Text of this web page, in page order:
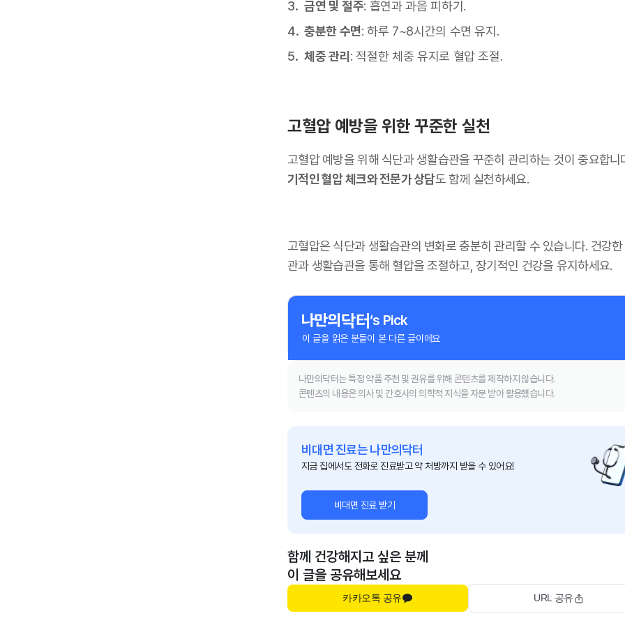
금연 및 절주: 흡연과 과음 피하기.
충분한 수면: 하루 7~8시간의 수면 유지.
체중 관리 : 적절한 체중 유지로 혈압 조절.
고혈압 예방을 위한 꾸준한 실천
고혈압 예방을 위해 식단과 생활습관을 꾸준히 관리하는 것이 중요합
기적인 혈압 체크와 전문가 상담도 함께 실천하세요.
고혈압은 식단과 생활습관의 변화로 충분히 관리할 수 있습니다. 건강
관과 생활습관을 통해 혈압을 조절하고, 장기적인 건강을 유지하세요.
‘s Pick
이 글을 읽은 분들이 본 다른 글이에요
나만의닥터는 특정 약품 추천 및 권유를 위해 콘텐츠를 제작하지 않습니다.
콘텐츠의 내용은 의사 및 간호사의 의학적 지식을 자문 받아 활용했습니다.
비대면 진료는 나만의닥터
지금 집에서도 전화로 진료받고 약 처방까지 받을 수 있어요!
비대면 진료 받기
함께 건강해지고 싶은 분께
이 글을 공유해보세요
카카오톡 공유 URL 공유